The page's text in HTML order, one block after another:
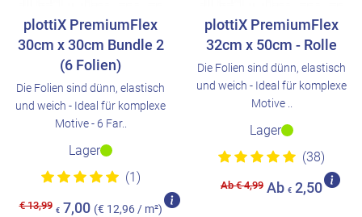
plottiX PremiumFlex
30cm x 30cm Bundle 2
(6 Folien)
Die Folien sind dünn, elastisch
und weich - Ideal für komplexe
Motive - 6 Far..
Lager
(1)
€ 13,99 € 7,00 (€ 12,96 / m²)
plottiX PremiumFlex
32cm x 50cm - Rolle
Die Folien sind dünn, elastisch
und weich - Ideal für komplexe
Motive ..
Lager
(38)
Ab € 4,99 Ab € 2,50